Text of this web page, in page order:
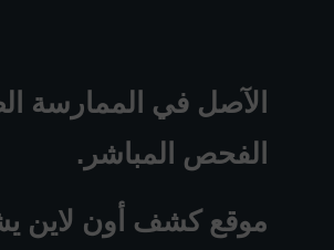
الآصل في الممارسة
الفحص المباشر.
موقع كشف أون لاين